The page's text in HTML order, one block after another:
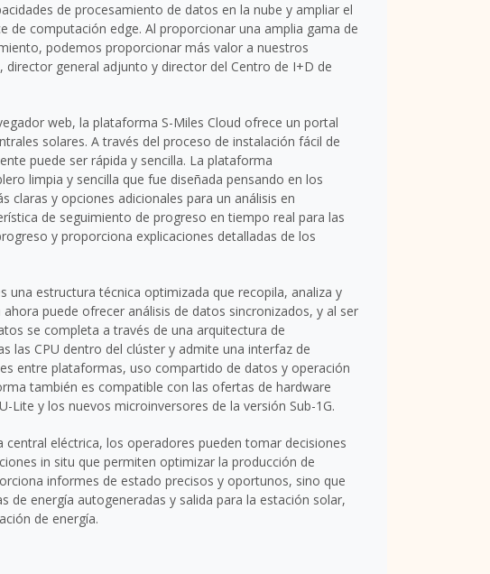
de procesamiento de datos en la nube y ampliar el
de computación edge. Al proporcionar una amplia gama de
podemos proporcionar más valor a nuestros
, director general adjunto y director del Centro de I+D de
web, la plataforma S-Miles Cloud ofrece un portal
solares. A través del proceso de instalación fácil de
puede ser rápida y sencilla. La plataforma
limpia y sencilla que fue diseñada pensando en los
claras y opciones adicionales para un análisis en
de seguimiento de progreso en tiempo real para las
y proporciona explicaciones detalladas de los
una estructura técnica optimizada que recopila, analiza y
puede ofrecer análisis de datos sincronizados, y al ser
se completa a través de una arquitectura de
las CPU dentro del clúster y admite una interfaz de
entre plataformas, uso compartido de datos y operación
también es compatible con las ofertas de hardware
Lite y los nuevos microinversores de la versión Sub-1G.
eléctrica, los operadores pueden tomar decisiones
in situ que permiten optimizar la producción de
informes de estado precisos y oportunos, sino que
de energía autogeneradas y salida para la estación solar,
de energía.